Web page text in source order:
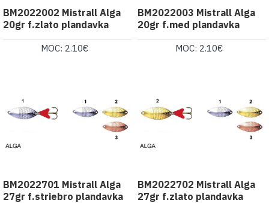
BM2022002 Mistrall Alga
20gr f.zlato plandavka
MOC: 2.10€
BM2022003 Mistrall Alga
20gr f.med plandavka
MOC: 2.10€
BM2022701 Mistrall Alga
27gr f.striebro plandavka
BM2022702 Mistrall Alga
27gr f.zlato plandavka